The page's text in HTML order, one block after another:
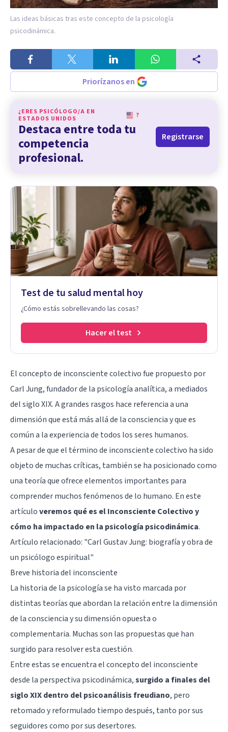
Las ideas básicas tras este concepto de la psicología
psicodinámica.
Priorízanos en
¿ERES PSICÓLOGO/A EN
ESTADOS UNIDOS
?
Destaca entre toda tu
competencia
profesional.
Registrarse
Test de tu salud mental hoy
¿Cómo estás sobrellevando las cosas?
Hacer el test
El concepto de inconsciente colectivo fue propuesto por
Carl Jung, fundador de la psicología analítica, a mediados
del siglo XIX. A grandes rasgos hace referencia a una
dimensión que está más allá de la consciencia y que es
común a la experiencia de todos los seres humanos.
A pesar de que el término de inconsciente colectivo ha sido
objeto de muchas críticas, también se ha posicionado como
una teoría que ofrece elementos importantes para
comprender muchos fenómenos de lo humano. En este
artículoveremos qué es el Inconsciente Colectivo y
cómo ha impactado en la psicología psicodinámica.
Artículo relacionado: "Carl Gustav Jung: biografía y obra de
un psicólogo espiritual"
Breve historia del inconsciente
La historia de la psicología se ha visto marcada por
distintas teorías que abordan la relación entre la dimensión
de la consciencia y su dimensión opuesta o
complementaria. Muchas son las propuestas que han
surgido para resolver esta cuestión.
Entre estas se encuentra el concepto del inconsciente
desde la perspectiva psicodinámica,surgido a finales del
siglo XIX dentro del psicoanálisis freudiano, pero
retomado y reformulado tiempo después, tanto por sus
seguidores como por sus desertores.